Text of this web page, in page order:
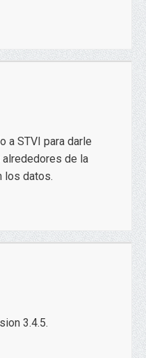
a STVI para darle
de la
los datos.
3.4.5.